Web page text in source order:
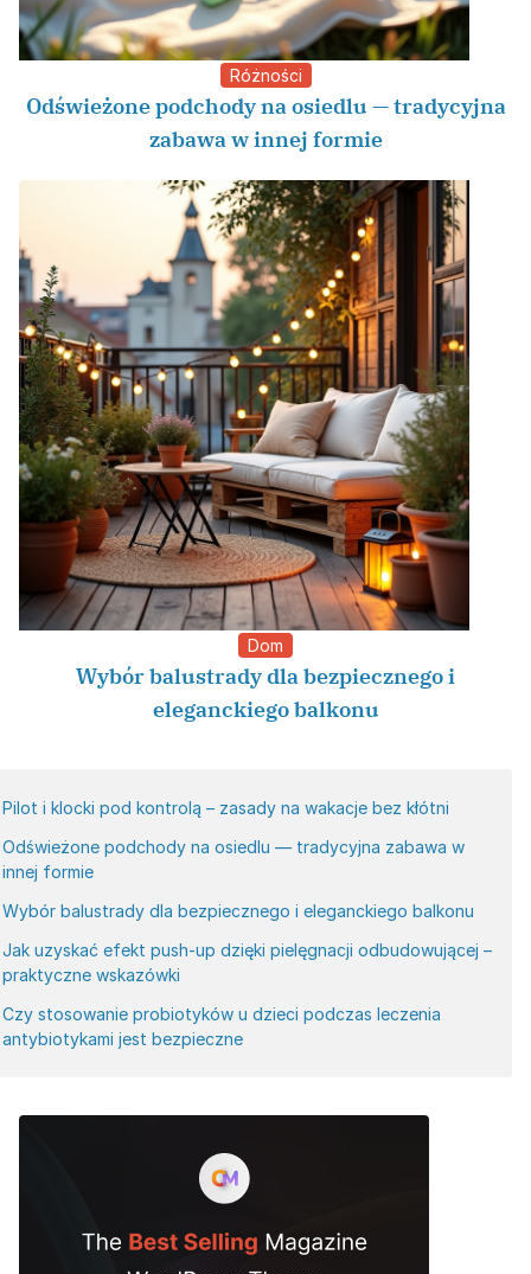
Różności
Odświeżone podchody na osiedlu — tradycyjna
zabawa w innej formie
Dom
Wybór balustrady dla bezpiecznego i
eleganckiego balkonu
Pilot i klocki pod kontrolą – zasady na wakacje bez kłótni
Odświeżone podchody na osiedlu — tradycyjna zabawa w
innej formie
Wybór balustrady dla bezpiecznego i eleganckiego balkonu
Jak uzyskać efekt push-up dzięki pielęgnacji odbudowującej –
praktyczne wskazówki
Czy stosowanie probiotyków u dzieci podczas leczenia
antybiotykami jest bezpieczne